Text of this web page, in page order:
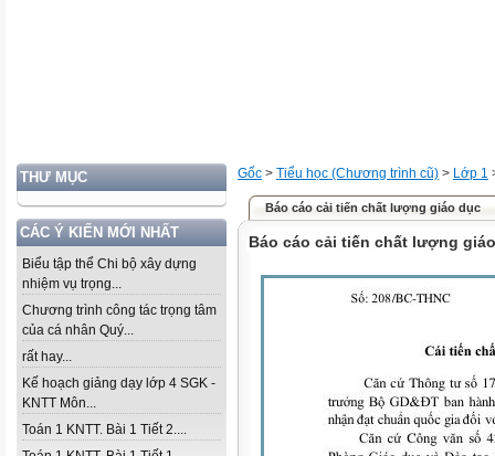
THƯ MỤC
CÁC Ý KIẾN MỚI NHẤT
Biểu tập thể Chi bộ xây dựng
nhiệm vụ trọng...
Chương trình công tác trọng tâm
của cá nhân Quý...
rất hay...
Kế hoạch giảng dạy lớp 4 SGK -
KNTT Môn...
Toán 1 KNTT. Bài 1 Tiết 2....
Gốc > Tiểu học (Chương trình cũ) > Lớp 1
Báo cáo cải tiến chất lượng giáo dục
Báo cáo cải tiến chất lượng